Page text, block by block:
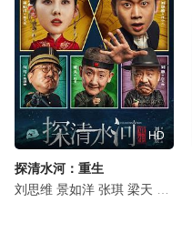
翟潇闻 原野 吴宇恒 刘楚恬
HD
探清水河：重生
刘思维 景如洋 张琪 梁天